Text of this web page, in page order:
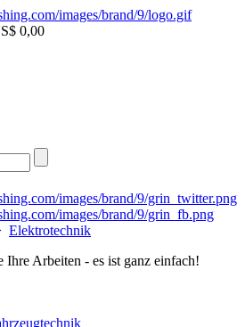
0,00
Elektrotechnik
Ihre Arbeiten - es ist ganz einfach!